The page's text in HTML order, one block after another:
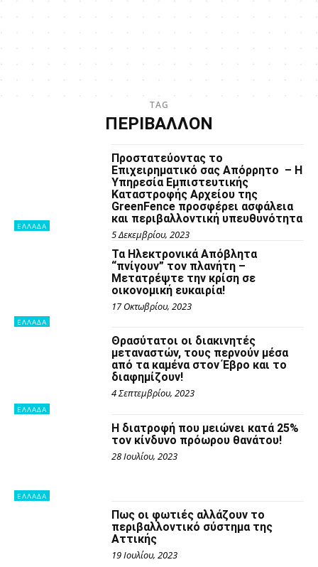
TAG
ΠΕΡΙΒΑΛΛΟΝ
ΕΛΛΑΔΑ
Προστατεύοντας το
Επιχειρηματικό σας Απόρρητο – Η
Υπηρεσία Εμπιστευτικής
Καταστροφής Αρχείου της
GreenFence προσφέρει ασφάλεια
και περιβαλλοντική υπευθυνότητα
5 Δεκεμβρίου, 2023
ΕΛΛΑΔΑ
Τα Ηλεκτρονικά Απόβλητα
“πνίγουν” τον πλανήτη –
Μετατρέψτε την κρίση σε
οικονομική ευκαιρία!
17 Οκτωβρίου, 2023
ΕΛΛΑΔΑ
Θρασύτατοι οι διακινητές
μεταναστών, τους περνούν μέσα
από τα καμένα στον Έβρο και το
διαφημίζουν!
4 Σεπτεμβρίου, 2023
ΕΛΛΑΔΑ
Η διατροφή που μειώνει κατά 25%
τον κίνδυνο πρόωρου θανάτου!
28 Ιουλίου, 2023
Πως οι φωτιές αλλάζουν το
περιβαλλοντικό σύστημα της
Αττικής
19 Ιουλίου, 2023